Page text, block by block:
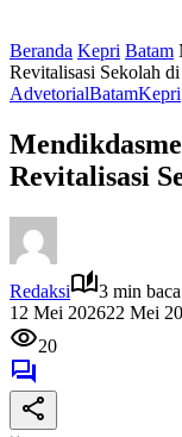
Beranda Kepri Batam
Revitalisasi Sekolah
AdvetorialBatamKepri
Revitalisasi
Redaksi
3 min baca
12 Mei 202622 Mei
20